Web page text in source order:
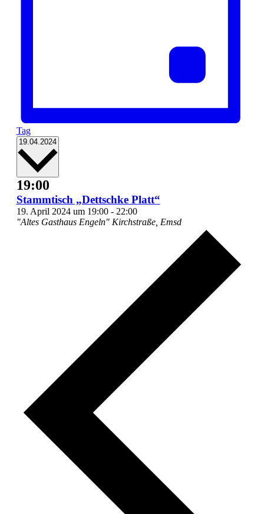
Tag
19.04.2024 Datum
19:00
Stammtisch „Dettschke Platt“
19. April 2024 um 19:00- 22:00
"Altes Gasthaus Engeln" Kirchstraße, Emsd